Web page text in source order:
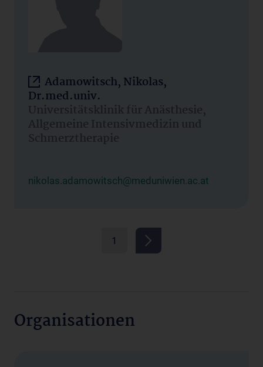
Adamowitsch, Nikolas,
Dr.med.univ.
Universitätsklinik für Anästhesie,
Allgemeine Intensivmedizin und
Schmerztherapie
nikolas.adamowitsch@meduniwien.ac.at
1
Organisationen